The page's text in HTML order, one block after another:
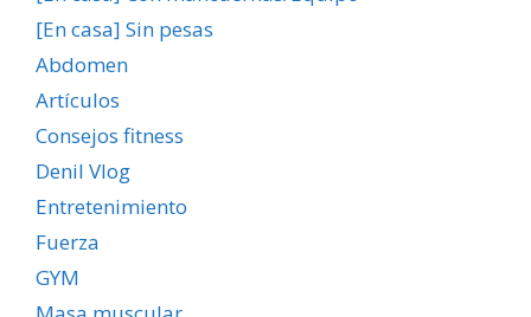
[En casa] Sin pesas
Abdomen
Artículos
Consejos fitness
Denil Vlog
Entretenimiento
Fuerza
GYM